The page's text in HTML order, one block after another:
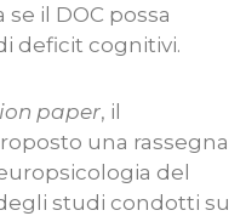
il DOC possa
deficit cognitivi.
paper, il
una rassegna
del
studi condotti su